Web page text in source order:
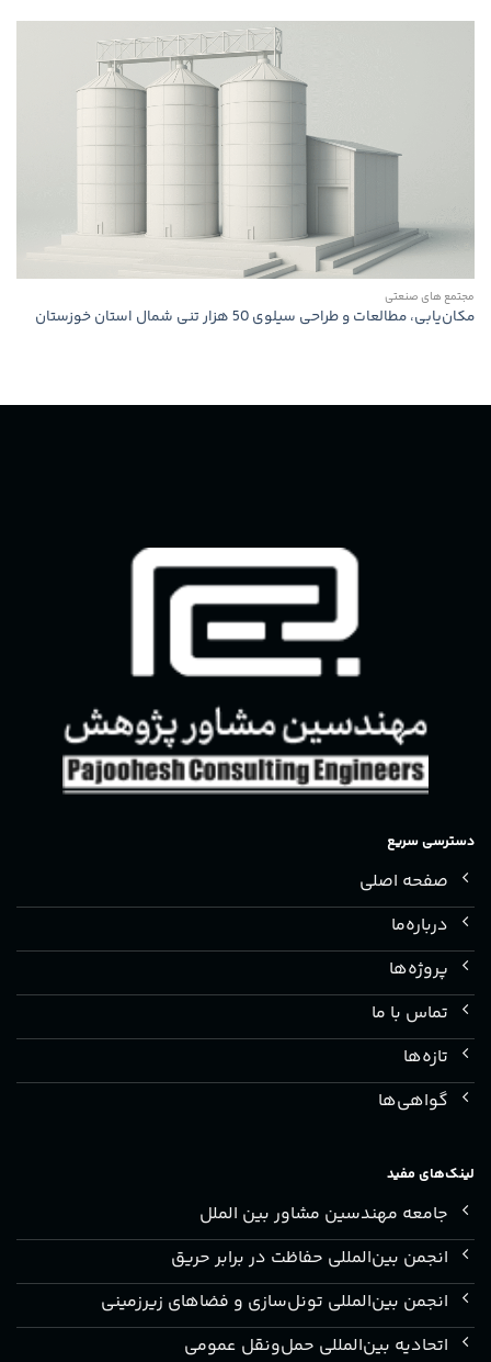
مجتمع های صنعتی
مكان‌یابی، مطالعات و طراحی سیلوی 50 هزار تنی شمال استان خوزستان
دسترسی سریع
صفحه اصلی
درباره‌ما
پروژه‌ها
تماس با ما
تازه‌ها
گواهی‌ها
لینک‌های مفید
جامعه مهندسین مشاور بین الملل
انجمن بین‌المللی حفاظت در برابر حریق
انجمن بین‌المللی تونل‌سازی و فضاهای زیرزمینی
اتحادیه بین‌المللی حمل‌ونقل عمومی